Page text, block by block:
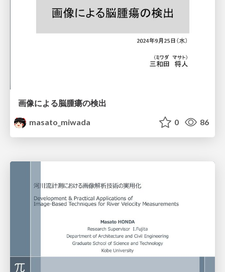
画像による脳腫瘍の検出
masato_miwada
0 86